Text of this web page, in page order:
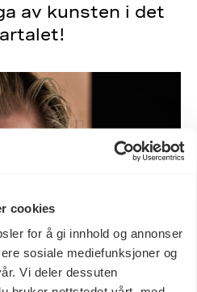
cookies
for å gi innhold og annonser
sosiale mediefunksjoner og
Vi deler dessuten
av kunsten i det